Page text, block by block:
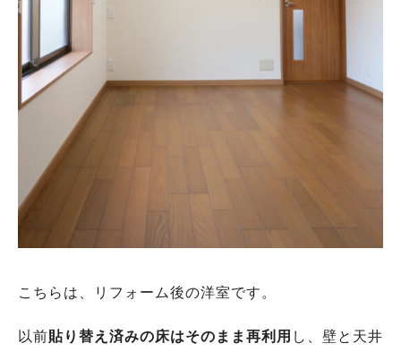
こちらは、リフォーム後の洋室です。
以前貼り替え済みの床はそのまま再利用 し、壁と天井